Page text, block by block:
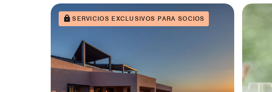
SERVICIOS EXCLUSIVOS PARA SOCIOS